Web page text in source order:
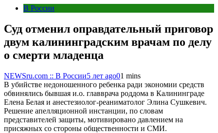
В России
Суд отменил оправдательный приговор
двум калининградским врачам по делу
о смерти младенца
NEWSru.com :: В России5 лет ago01 mins
В убийстве недоношенного ребенка ради экономии средств
обвинялись бывшая и.о. главврача роддома в Калининграде
Елена Белая и анестезиолог-реаниматолог Элина Сушкевич.
Решение апелляционной инстанции, по словам
представителей защиты, мотивировано давлением на
присяжных со стороны общественности и СМИ.